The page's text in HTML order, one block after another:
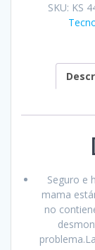
SKU: KS
Seguro e
mama
no